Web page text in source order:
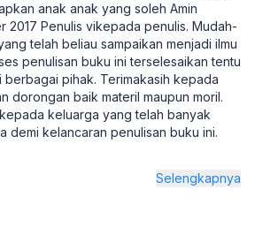
anak anak yang soleh Amin
2017 Penulis vikepada penulis. Mudah-
telah beliau sampaikan menjadi ilmu
penulisan buku ini terselesaikan tentu
pihak. Terimakasih kepada
dorongan baik materil maupun moril.
keluarga yang telah banyak
demi kelancaran penulisan buku ini.
Selengkapnya